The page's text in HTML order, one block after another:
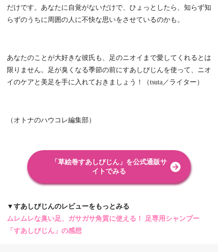
だけです。あなたに自覚がないだけで、ひょっとしたら、知らず知
らずのうちに周囲の人に不快な思いをさせているのかも。
あなたのことが大好きな彼氏も、足のニオイまで愛してくれるとは
限りません。足が臭くなる季節の前にすあしびじんを使って、ニオ
イのケアと美足を手に入れておきましょう！（tsuta／ライター）
（オトナのハウコレ編集部）
「草絵巻すあしびじん」を公式通販サ
イトでみる
▼すあしびじんのレビューをもっとみる
ムレムレな臭い足、ガサガサ角質に使える！ 足専用シャンプー
「すあしびじん」の感想